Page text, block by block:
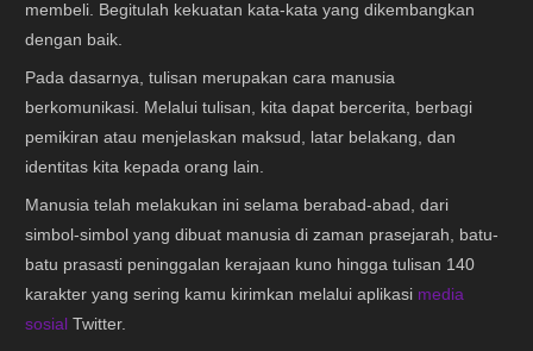
membeli. Begitulah kekuatan kata-kata yang dikembangkan
dengan baik.
Pada dasarnya, tulisan merupakan cara manusia
berkomunikasi. Melalui tulisan, kita dapat bercerita, berbagi
pemikiran atau menjelaskan maksud, latar belakang, dan
identitas kita kepada orang lain.
Manusia telah melakukan ini selama berabad-abad, dari
simbol-simbol yang dibuat manusia di zaman prasejarah, batu-
batu prasasti peninggalan kerajaan kuno hingga tulisan 140
karakter yang sering kamu kirimkan melalui aplikasi media
sosial Twitter.